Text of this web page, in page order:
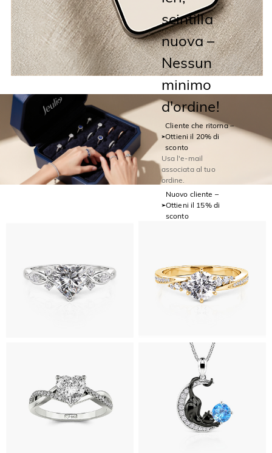
scintilla
nuova –
Nessun
minimo
d'ordine!
Cliente che ritorna –
Ottieni il 20% di
sconto
Usa l'e-mail
associata al tuo
ordine.
Nuovo cliente –
Ottieni il 15% di
sconto
Sblocca la
tua offerta